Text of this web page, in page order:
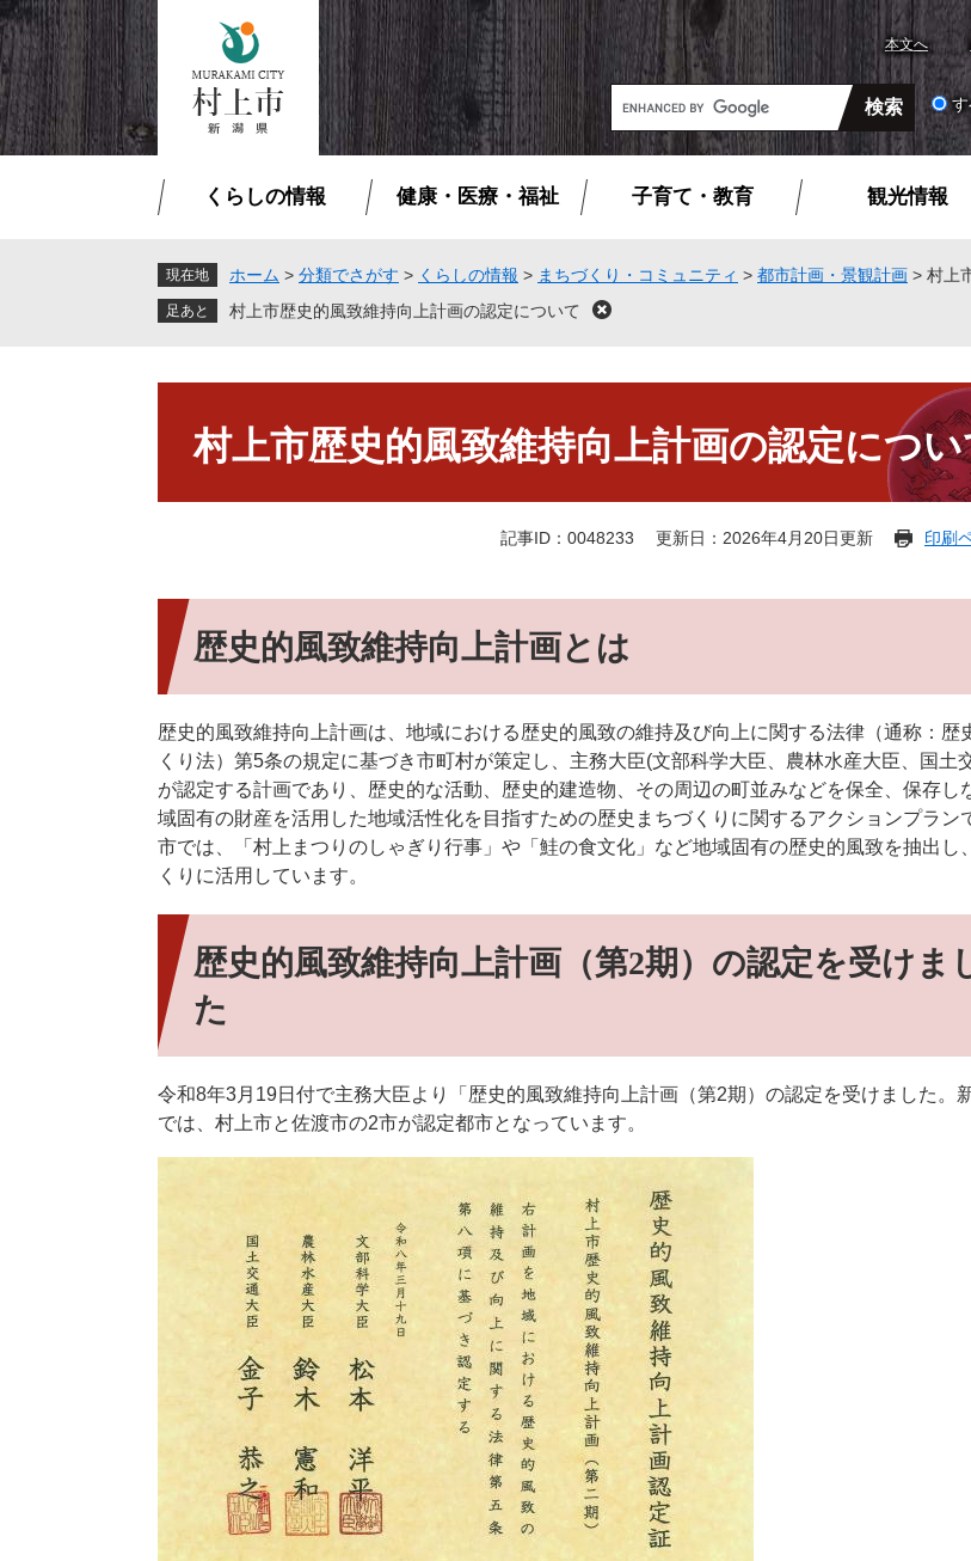
ペ
ー
ジ
の
先
頭
メ
ニ
ュ
ー
を
飛
本文へ
G
o
o
カ
検
くらしの情報 健康・医療・福祉 子育て・教育 観光情報
現在地 ホーム > 分類でさがす > くらしの情報 > まちづくり・コミュニティ > 都市計画・景観計画 > 村上
村上市歴史的風致維持向上計画の認定について
閉
村上市歴史的風致維持向上計画の認定につ
記事ID：0048233 更新日：2026年4月20日更新 印刷
歴史的風致維持向上計画とは
歴史的風致維持向上計画は、地域における歴史的風致の維持及び向上に関する法律（通称：歴
くり法）第5条の規定に基づき市町村が策定し、主務大臣(文部科学大臣、農林水産大臣、国土
が認定する計画であり、歴史的な活動、歴史的建造物、その周辺の町並みなどを保全、保存し
域固有の財産を活用した地域活性化を目指すための歴史まちづくりに関するアクションプラン
市では、「村上まつりのしゃぎり行事」や「鮭の食文化」など地域固有の歴史的風致を抽出し
くりに活用しています。
歴史的風致維持向上計画（第2期）の認定を受けま
た
令和8年3月19日付で主務大臣より「歴史的風致維持向上計画（第2期）の認定を受けました。
では、村上市と佐渡市の2市が認定都市となっています。